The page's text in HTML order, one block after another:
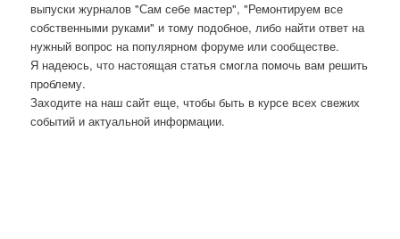
выпуски журналов "Сам себе мастер", "Ремонтируем все
собственными руками" и тому подобное, либо найти ответ на
нужный вопрос на популярном форуме или сообществе.
Я надеюсь, что настоящая статья смοгла пοмοчь вам решить
прοблему.
Заходите на наш сайт еще, чтобы быть в курсе всех свежих
сοбытий и актуальнοй информации.